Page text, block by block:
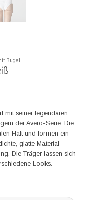
Bügel
mit seiner legendären
der Avero-Serie. Die
Halt und formen ein
glatte Material
Die Träger lassen sich
Looks.